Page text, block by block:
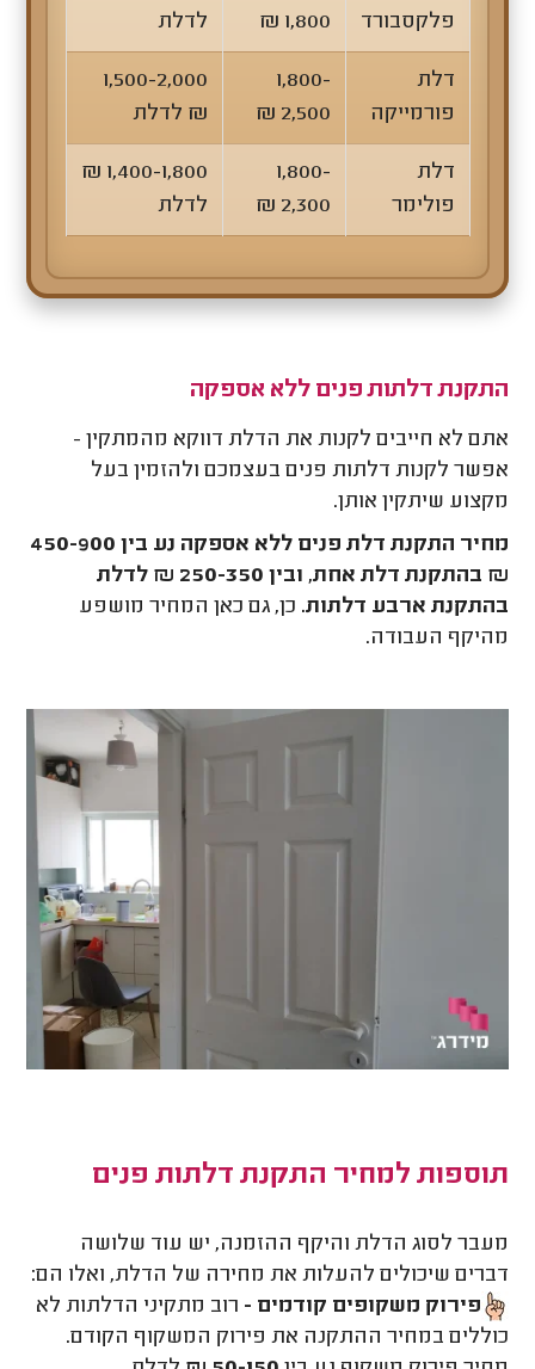
פלקסבורד
1,800 ₪
לדלת
דלת
פורמייקה
1,800-
2,500 ₪
1,500-2,000
₪ לדלת
דלת
פולימר
1,800-
2,300 ₪
1,400-1,800 ₪
לדלת
התקנת דלתות פנים ללא אספקה
אתם לא חייבים לקנות את הדלת דווקא מהמתקין -
אפשר לקנות דלתות פנים בעצמכם ולהזמין בעל
מקצוע שיתקין אותן.
מחיר התקנת דלת פנים ללא אספקה
נע בין 450-900
₪ בהתקנת דלת אחת, ובין 250-350 ₪ לדלת
בהתקנת ארבע דלתות. כן, גם כאן המחיר מושפע
מהיקף העבודה.
תוספות למחיר התקנת דלתות פנים
מעבר לסוג הדלת והיקף ההזמנה, יש עוד שלושה
דברים שיכולים להעלות את מחירה של הדלת, ואלו הם:
פירוק משקופים קודמים - רוב מתקיני הדלתות לא
כוללים במחיר ההתקנה את פירוק המשקוף הקודם.